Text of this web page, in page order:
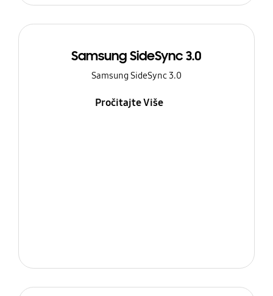
Samsung SideSync 3.0
Samsung SideSync 3.0
Pročitajte Više